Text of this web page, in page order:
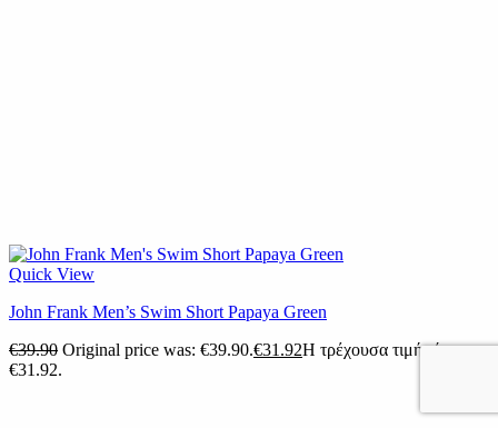
Quick View
John Frank Men’s Swim Short Papaya Green
€39.90 Original price was: €39.90.€31.92Η τρέχουσα τιμή είναι:
€31.92.